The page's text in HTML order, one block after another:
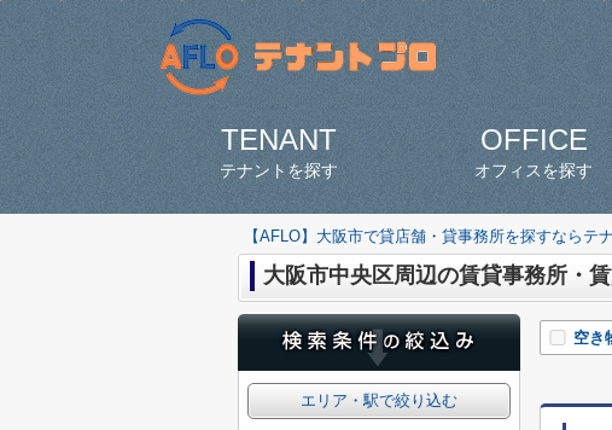
TENANT
テナントを探す
OFFICE
オフィスを探す
【AFLO】大阪市で貸店舗・貸事務所を探すならテ
大阪市中央区周辺の賃貸事務所・
空き
エリア・駅で絞り込む